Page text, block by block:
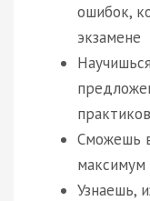
ошибок,
экзамене
Сможешь
максимум
Узнаешь,